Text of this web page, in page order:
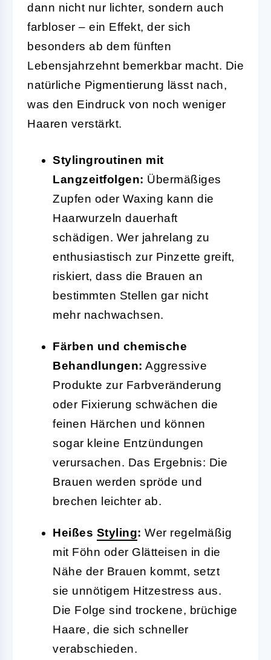
dann nicht nur lichter, sondern auch
farbloser – ein Effekt, der sich
besonders ab dem fünften
Lebensjahrzehnt bemerkbar macht. Die
natürliche Pigmentierung lässt nach,
was den Eindruck von noch weniger
Haaren verstärkt.
Stylingroutinen mit
Langzeitfolgen: Übermäßiges
Zupfen oder Waxing kann die
Haarwurzeln dauerhaft
schädigen. Wer jahrelang zu
enthusiastisch zur Pinzette greift,
riskiert, dass die Brauen an
bestimmten Stellen gar nicht
mehr nachwachsen.
Färben und chemische
Behandlungen: Aggressive
Produkte zur Farbveränderung
oder Fixierung schwächen die
feinen Härchen und können
sogar kleine Entzündungen
verursachen. Das Ergebnis: Die
Brauen werden spröde und
brechen leichter ab.
Heißes Styling: Wer regelmäßig
mit Föhn oder Glätteisen in die
Nähe der Brauen kommt, setzt
sie unnötigem Hitzestress aus.
Die Folge sind trockene, brüchige
Haare, die sich schneller
verabschieden.